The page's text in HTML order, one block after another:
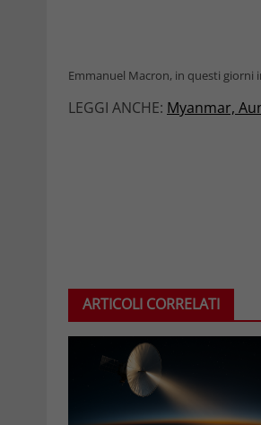
Emmanuel Macron, in questi giorni
LEGGI ANCHE: Myanmar,
ARTICOLI CORRELATI